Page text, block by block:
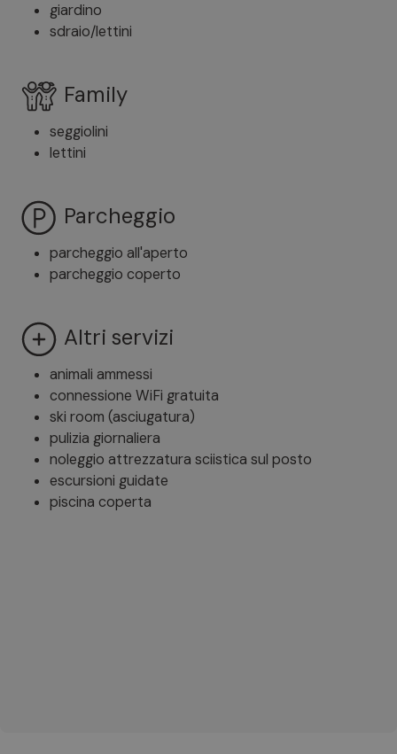
giardino
sdraio/lettini
Family
seggiolini
lettini
Parcheggio
parcheggio all'aperto
parcheggio coperto
Altri servizi
animali ammessi
connessione WiFi gratuita
ski room (asciugatura)
pulizia giornaliera
noleggio attrezzatura sciistica sul posto
escursioni guidate
piscina coperta